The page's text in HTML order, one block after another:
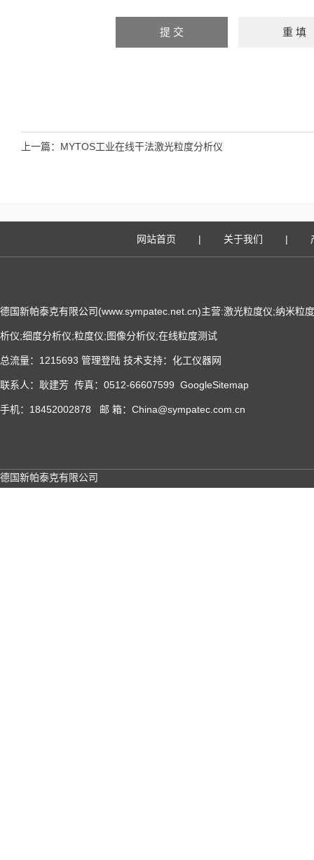
上一篇： MYTOS工业在线干法激光粒度分析仪
网站首页 | 关于我们 |
德国新帕泰克有限公司(www.sympatec.net.cn)主营:激光粒度仪;纳米粒
析仪;细度分析仪;粒度仪;图像分析仪;在线粒度测试
总流量：1215693 管理登陆 技术支持： 化工仪器网
联系人：耿建芳 传真：0512-66607599 GoogleSitemap
手机：18452002878 邮 箱：China@sympatec.com.cn
德国新帕泰克有限公司